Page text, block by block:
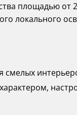
площадью от
локального
смелых